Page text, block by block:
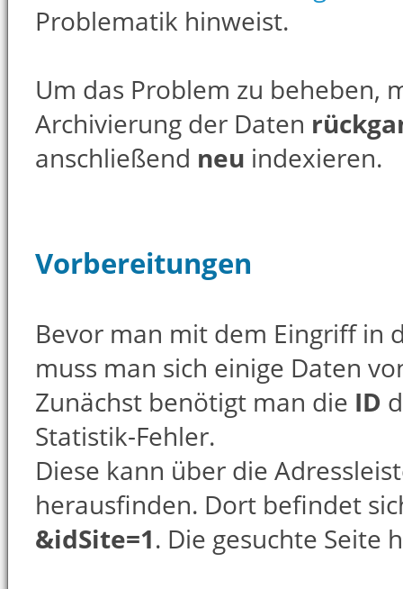
Problematik hinweist.
Um das Problem zu beheben,
Archivierung der Daten
anschließend neu indexieren.
Vorbereitungen
Bevor man mit dem Eingriff in
muss man sich einige Daten
Zunächst benötigt man die ID
Statistik-Fehler.
Diese kann über die
herausfinden. Dort befindet
&idSite=1. Die gesuchte Seite